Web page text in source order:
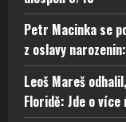
Petr Macinka se
z oslavy
Leoš Mareš
Floridě: Jde o více